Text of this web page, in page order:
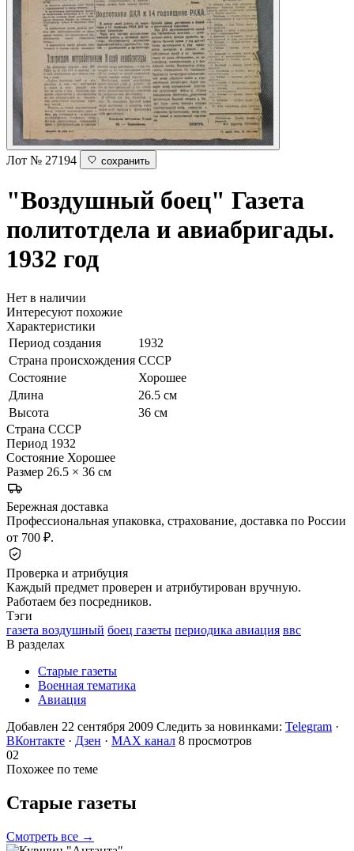
Лот № 27194 сохранить
"Воздушный боец" Газета
политотдела и авиабригады.
1932 год
Нет в наличии
Интересуют похожие
Характеристики
Период создания
1932
Страна происхождения СССР
Состояние
Хорошее
Длина
26.5 см
Высота
36 см
Страна СССР
Период 1932
Состояние Хорошее
Размер 26.5 × 36 см
Бережная доставка
Профессиональная упаковка, страхование, доставка по России
от 700 ₽.
Проверка и атрибуция
Каждый предмет проверен и атрибутирован вручную.
Работаем без посредников.
Тэги
газета воздушный боец газеты периодика авиация ввс
В разделах
Старые газеты
Военная тематика
Авиация
Добавлен 22 сентября 2009 Следить за новинками: Telegram ·
ВКонтакте · Дзен · MAX канал 8 просмотров
02
Похожее по теме
Старые газеты
Смотреть все →